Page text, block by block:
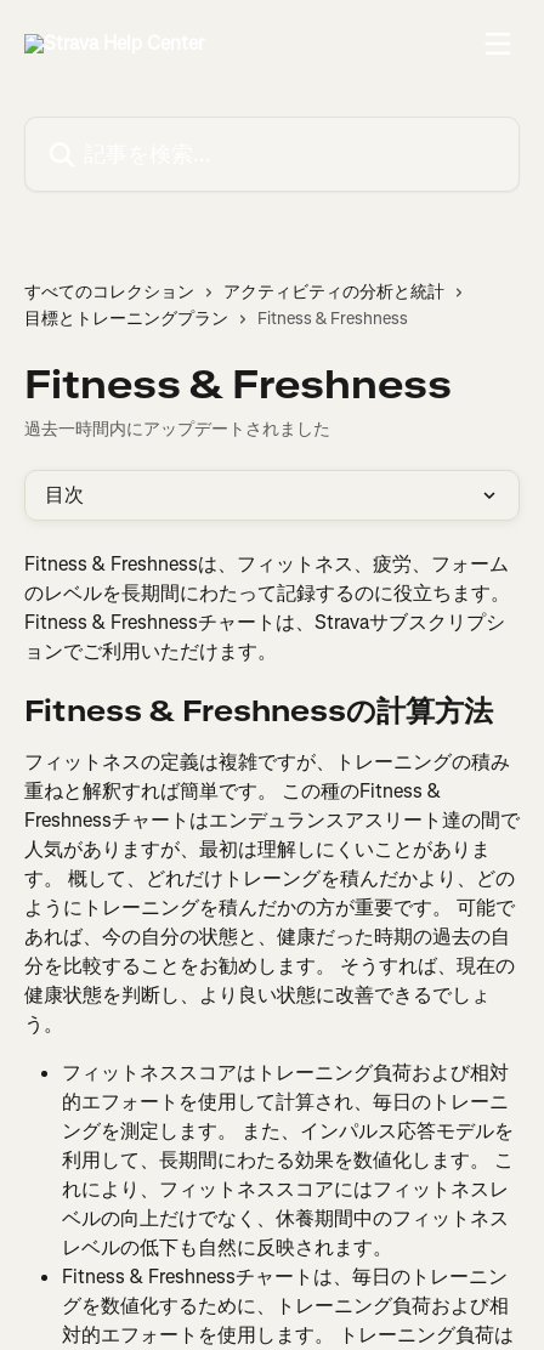
すべてのコレクション
アクティビティの分析と統計
目標とトレーニングプラン
Fitness & Freshness
Fitness & Freshness
過去一時間内にアップデートされました
目次
Fitness & Freshnessは、フィットネス、疲労、フォーム
のレベルを長期間にわたって記録するのに役立ちます。
Fitness & Freshnessチャートは、Stravaサブスクリプシ
ョンでご利用いただけます。
Fitness & Freshnessの計算方法
フィットネスの定義は複雑ですが、トレーニングの積み
重ねと解釈すれば簡単です。 この種のFitness &
Freshnessチャートはエンデュランスアスリート達の間で
人気がありますが、最初は理解しにくいことがありま
す。 概して、どれだけトレーングを積んだかより、どの
ようにトレーニングを積んだかの方が重要です。 可能で
あれば、今の自分の状態と、健康だった時期の過去の自
分を比較することをお勧めします。 そうすれば、現在の
健康状態を判断し、より良い状態に改善できるでしょ
う。
フィットネススコアはトレーニング負荷および相対
的エフォートを使用して計算され、毎日のトレーニ
ングを測定します。 また、インパルス応答モデルを
利用して、長期間にわたる効果を数値化します。 こ
れにより、フィットネススコアにはフィットネスレ
ベルの向上だけでなく、休養期間中のフィットネス
レベルの低下も自然に反映されます。
Fitness & Freshnessチャートは、毎日のトレーニン
グを数値化するために、トレーニング負荷および相
対的エフォートを使用します。 トレーニング負荷は